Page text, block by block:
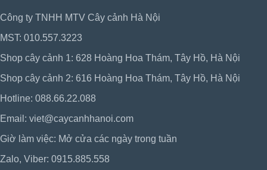
Công ty TNHH MTV Cây cảnh Hà Nội
MST: 010.557.3223
Shop cây cảnh 1: 628 Hoàng Hoa Thám, Tây Hồ, Hà Nội
Shop cây cảnh 2: 616 Hoàng Hoa Thám, Tây Hồ, Hà Nội
Hotline: 088.66.22.088
Email: viet@caycanhhanoi.com
Giờ làm việc: Mở cửa các ngày trong tuần
Zalo, Viber: 0915.885.558